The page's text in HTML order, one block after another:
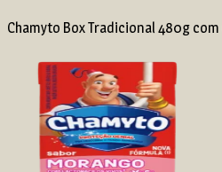
Chamyto Box Tradicional 480g